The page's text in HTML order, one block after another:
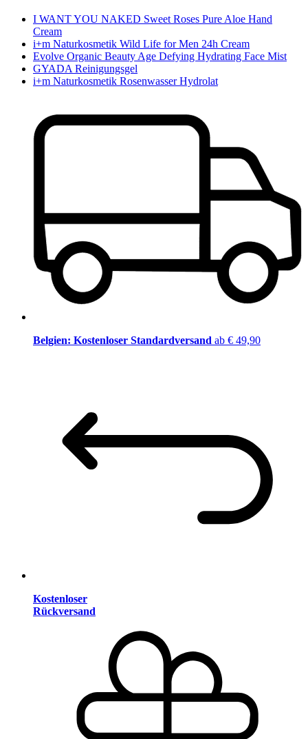
I WANT YOU NAKED Sweet Roses Pure Aloe Hand
Cream
i+m Naturkosmetik Wild Life for Men 24h Cream
Evolve Organic Beauty Age Defying Hydrating Face Mist
GYADA Reinigungsgel
i+m Naturkosmetik Rosenwasser Hydrolat
Belgien: Kostenloser Standardversand ab € 49,90
Kostenloser
Rückversand